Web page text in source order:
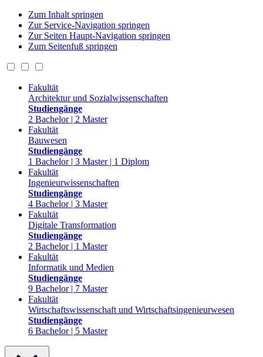
Zum Inhalt springen
Zur Service-Navigation springen
Zur Seiten Haupt-Navigation springen
Zum Seitenfuß springen
Fakultät
Architektur und Sozialwissenschaften
Studiengänge
2 Bachelor | 2 Master
Fakultät
Bauwesen
Studiengänge
1 Bachelor | 3 Master | 1 Diplom
Fakultät
Ingenieurwissenschaften
Studiengänge
4 Bachelor | 3 Master
Fakultät
Digitale Transformation
Studiengänge
2 Bachelor | 1 Master
Fakultät
Informatik und Medien
Studiengänge
9 Bachelor | 7 Master
Fakultät
Wirtschaftswissenschaft und Wirtschaftsingenieurwesen
Studiengänge
6 Bachelor | 5 Master